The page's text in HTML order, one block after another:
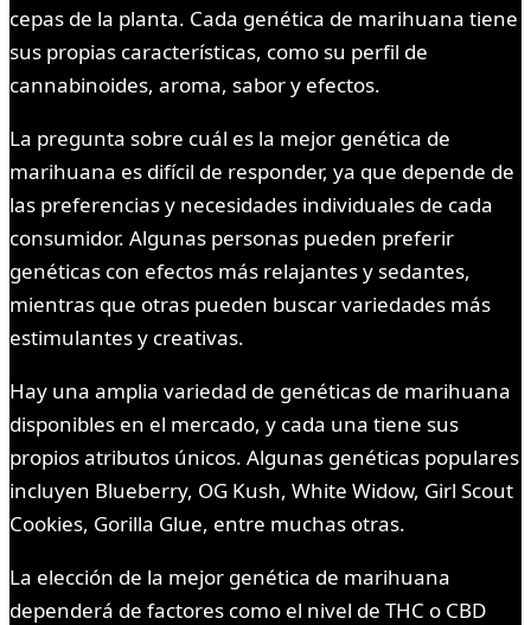
cepas de la planta. Cada genética de marihuana tiene
sus propias características, como su perfil de
cannabinoides, aroma, sabor y efectos.
La pregunta sobre cuál es la mejor genética de
marihuana es difícil de responder, ya que depende de
las preferencias y necesidades individuales de cada
consumidor. Algunas personas pueden preferir
genéticas con efectos más relajantes y sedantes,
mientras que otras pueden buscar variedades más
estimulantes y creativas.
Hay una amplia variedad de genéticas de marihuana
disponibles en el mercado, y cada una tiene sus
propios atributos únicos. Algunas genéticas populares
incluyen Blueberry, OG Kush, White Widow, Girl Scout
Cookies, Gorilla Glue, entre muchas otras.
La elección de la mejor genética de marihuana
dependerá de factores como el nivel de THC o CBD